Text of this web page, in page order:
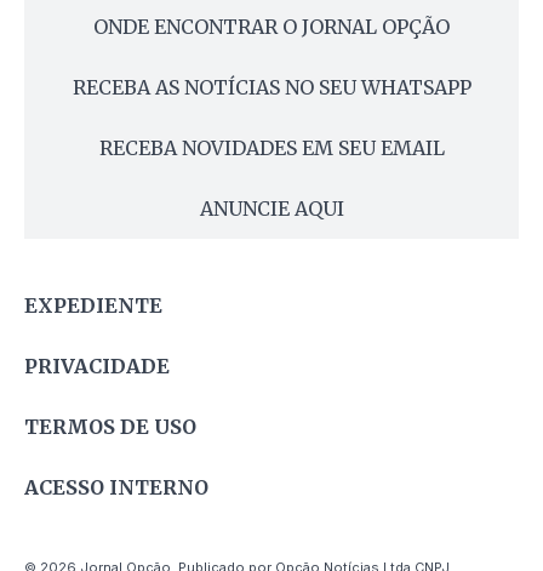
ONDE ENCONTRAR O JORNAL OPÇÃO
RECEBA AS NOTÍCIAS NO SEU WHATSAPP
RECEBA NOVIDADES EM SEU EMAIL
ANUNCIE AQUI
EXPEDIENTE
PRIVACIDADE
TERMOS DE USO
ACESSO INTERNO
© 2026 Jornal Opção. Publicado por Opção Notícias Ltda CNPJ